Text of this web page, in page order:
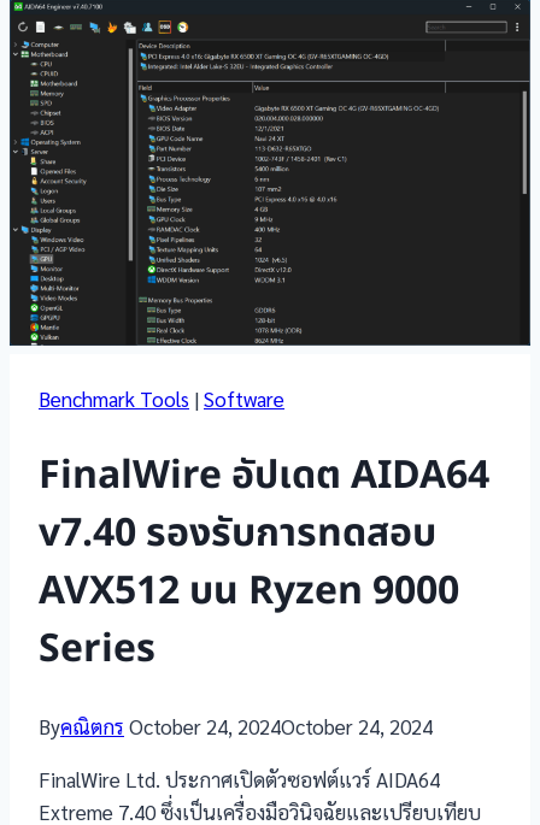
Benchmark Tools |Software
FinalWire อัปเดต AIDA64
v7.40 รองรับการทดสอบ
AVX512 บน Ryzen 9000
Series
Byคณิตกร October 24, 2024October 24, 2024
FinalWire Ltd. ประกาศเปิดตัวซอฟต์แวร์ AIDA64
Extreme 7.40 ซึ่งเป็นเครื่องมือวินิจฉัยและเปรียบเทียบ